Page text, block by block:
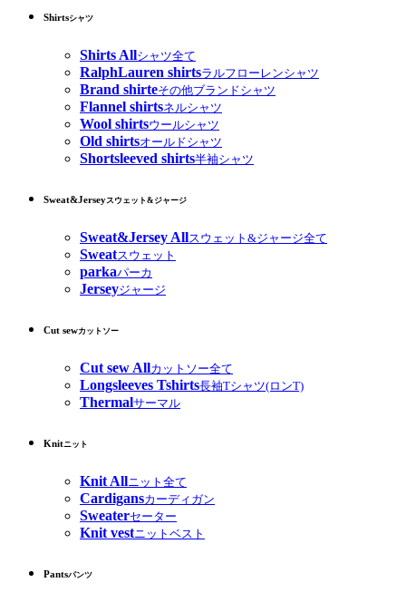
Shirtsシャツ
Shirts Allシャツ全て
RalphLauren shirtsラルフローレンシャツ
Brand shirteその他ブランドシャツ
Flannel shirtsネルシャツ
Wool shirtsウールシャツ
Old shirtsオールドシャツ
Shortsleeved shirts半袖シャツ
Sweat&Jerseyスウェット&ジャージ
Sweat&Jersey Allスウェット&ジャージ全て
Sweatスウェット
parkaパーカ
Jerseyジャージ
Cut sewカットソー
Cut sew Allカットソー全て
Longsleeves Tshirts長袖Tシャツ(ロンT)
Thermalサーマル
Knitニット
Knit Allニット全て
Cardigansカーディガン
Sweaterセーター
Knit vestニットベスト
Pantsパンツ